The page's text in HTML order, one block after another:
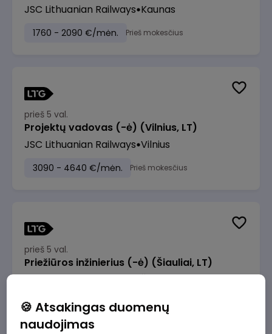
JSC Lithuanian Railways Kaunas
1760 - 2090 €/mėn. Prieš mokesčius
prieš 5 val.
Projektų vadovas (-ė) (Vilnius, LT)
JSC Lithuanian Railways Vilnius
3090 - 4640 €/mėn. Prieš mokesčius
prieš 5 val.
Priežiūros inžinierius (-ė) (Šiauliai, LT)
1900 - 2850 €/mėn. Prieš mokesčius
🍪 Atsakingas duomenų
naudojimas